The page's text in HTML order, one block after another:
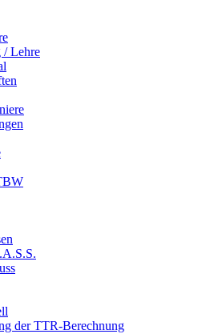
/ Lehre
der TTR-Berechnung